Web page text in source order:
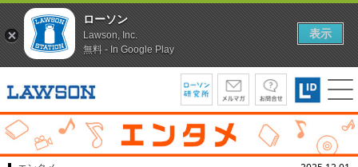
ローソン
Lawson, Inc.
無料 - In Google Play
表示